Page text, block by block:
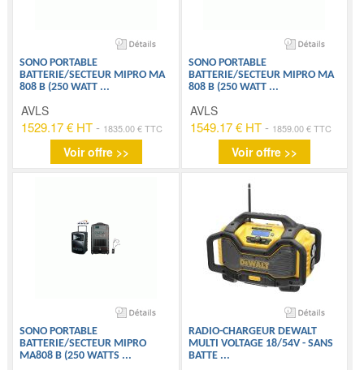
SONO PORTABLE
BATTERIE/SECTEUR MIPRO MA
808 B (250 WATT ...
AVLS
1529.17 € HT - 1835.00 € TTC
Voir offre >>
SONO PORTABLE
BATTERIE/SECTEUR MIPRO MA
808 B (250 WATT ...
AVLS
1549.17 € HT- 1859.00 € TTC
Voir offre >>
SONO PORTABLE
BATTERIE/SECTEUR MIPRO
MA808 B (250 WATTS ...
RADIO-CHARGEUR DEWALT
MULTI VOLTAGE 18/54V - SANS
BATTE ...